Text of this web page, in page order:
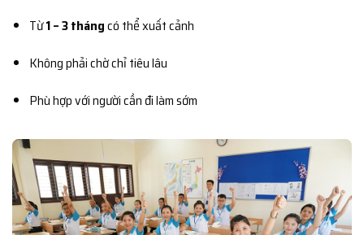
Từ1 – 3 thángcó thể xuất cảnh
Không phải chờ chỉ tiêu lâu
Phù hợp với người cần đi làm sớm